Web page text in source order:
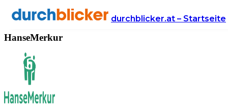
durchblicker.at – Startseite
Anbieter Versicherung HanseMerkur
HanseMerkur